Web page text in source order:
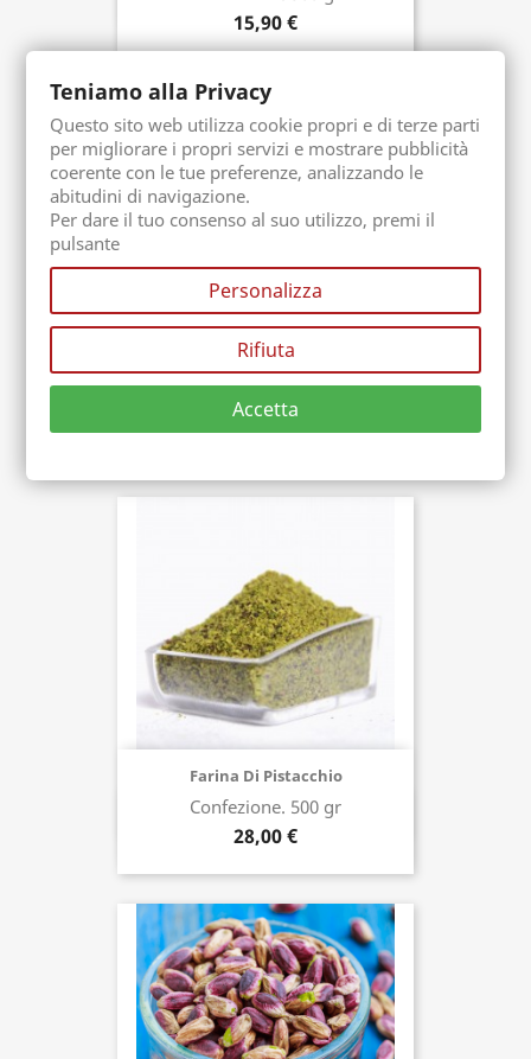
15,90 €
Granella Di Pistacchio
Confezione. 500 gr
31,90 €
Acquista ora
Farina Di Pistacchio
Confezione. 500 gr
28,00 €
Acquista ora
Teniamo alla Privacy
Questo sito web utilizza cookie propri e di terze parti
per migliorare i propri servizi e mostrare pubblicità
coerente con le tue preferenze, analizzando le
abitudini di navigazione.
Per dare il tuo consenso al suo utilizzo, premi il
pulsante
Personalizza
Rifiuta
Accetta